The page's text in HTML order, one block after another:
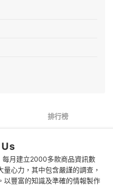
排行榜
月建立2000多款商品資訊數
心力，其中包含嚴謹的調查，
以豐富的知識及準確的情報製作